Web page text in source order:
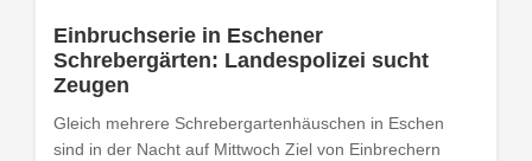
Einbruchserie in Eschener
Schrebergärten: Landespolizei sucht
Zeugen
Gleich mehrere Schrebergartenhäuschen in Eschen
sind in der Nacht auf Mittwoch Ziel von Einbrechern